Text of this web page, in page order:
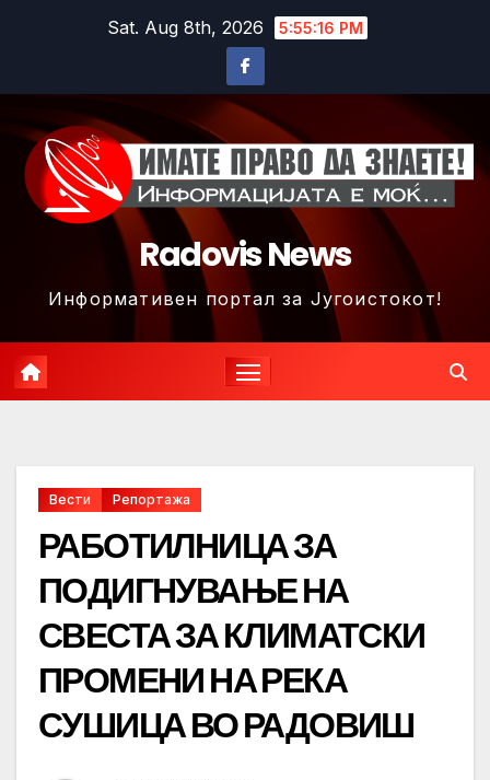
Sat. Aug 8th, 2026 5:55:19 PM
Radovis News
Информативен портал за Југоистокот!
Вести Репортажа
РАБОТИЛНИЦА ЗА
ПОДИГНУВАЊЕ НА
СВЕСТА ЗА КЛИМАТСКИ
ПРОМЕНИ НА РЕКА
СУШИЦА ВО РАДОВИШ